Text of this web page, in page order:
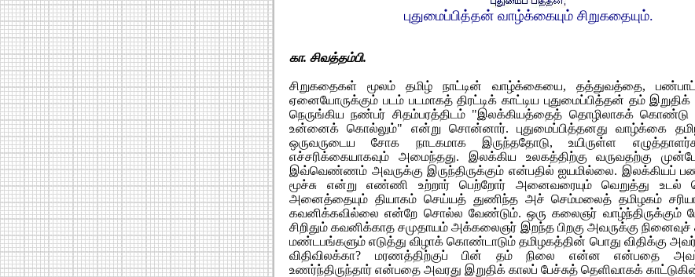
புதுமைப்பித்தன் வாழ்க்கையும் சிறுகதையும்.
கா. சிவத்தம்பி.
சிறுகதைகள் மூலம் தமிழ் நாட்டின் வாழ்க்கையை, தத்துவத்தை,
ஏனையோருக்கும் படம் படமாகத் திரட்டிக் காட்டிய புதுமைப்பித்தன் தம்
நெருங்கிய நண்பர் சிதம்பரத்திடம் "இலக்கியத்தைத் தொழிலாகக் கொண்டு
உன்னைக் கொல்லும்" என்று சொன்னார். புதுமைப்பித்தனது வாழ்க்கை
ஒருவருடைய சோக நாடகமாக இருந்ததோடு, உயிருள்ள
எச்சரிக்கையாகவும் அமைந்தது. இலக்கிய உலகத்திற்கு வருவதற்கு
இவ்வெண்ணம் அவருக்கு இருந்திருக்கும் என்பதில் ஐயமில்லை. இலக்கியப்
மூச்சு என்று எண்ணி உற்றார் பெற்றோர் அனைவரையும் வெறுத்து உடல்
அனைத்தையும் தியாகம் செய்யத் துணிந்த அச் செம்மலைத் தமிழகம்
கவனிக்கவில்லை என்றே சொல்ல வேண்டும். ஒரு கலைஞர் வாழ்ந்திருக்கும்
சிறிதும் கவனிக்காத சமுதாயம் அக்கலைஞர் இறந்த பிறகு அவருக்கு
மண்டபங்களும் எடுத்து விழாக் கொண்டாடும் தமிழகத்தின் பொது விதிக்கு
விதிவிலக்கா? மரணத்திற்குப் பின் தம் நிலை என்ன என்பதை
உணர்ந்திருந்தார் என்பதை அவரது இறுதிக் காலப் பேச்சுத் தெளிவாகக்